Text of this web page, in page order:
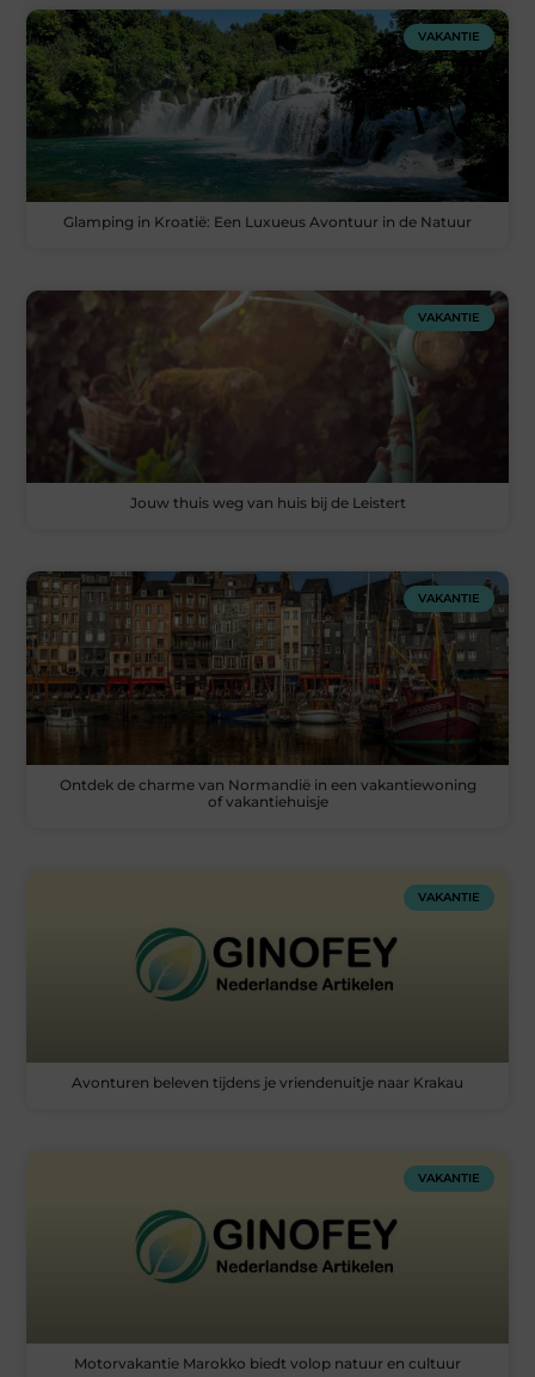
VAKANTIE
Glamping in Kroatië: Een Luxueus Avontuur in de Natuur
VAKANTIE
Jouw thuis weg van huis bij de Leistert
VAKANTIE
Ontdek de charme van Normandië in een vakantiewoning
of vakantiehuisje
VAKANTIE
Avonturen beleven tijdens je vriendenuitje naar Krakau
VAKANTIE
Motorvakantie Marokko biedt volop natuur en cultuur